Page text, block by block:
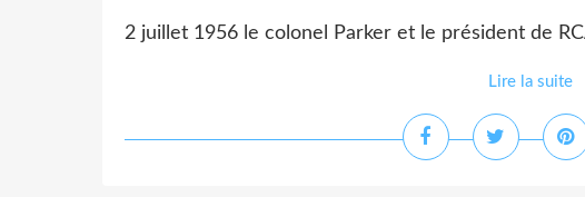
2 juillet 1956 le colonel Parker et le président de
Lire la suite